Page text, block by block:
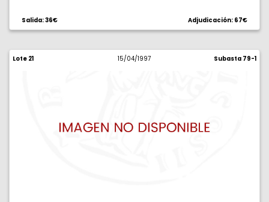
Salida: 36€ Adjudicación: 67€
Lote 21 15/04/1997 Subasta 79-1